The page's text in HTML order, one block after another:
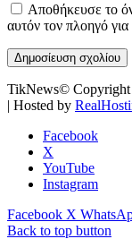
Αποθήκευσε το
αυτόν τον πλοηγό
TikNews© Copyright
| Hosted by
Facebook
X
YouTube
Instagram
Facebook X
Back to top button